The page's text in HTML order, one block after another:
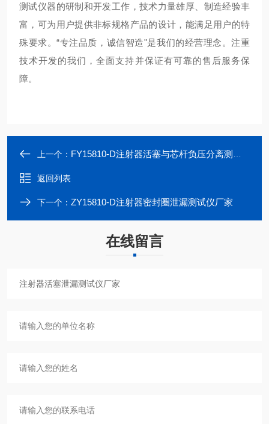
测试仪器的研制和开发工作，技术力量雄厚、制造经验丰
富，可为用户提供非标规格产品的设计，能满足用户的特
殊要求。“专注品质，诚信智造"是我们的经营理念。注重
技术开发的我们，全面支持并保证有可靠的售后服务保
障。
上一个： FY15810-D注射器活塞与芯杆负压分离测试仪
返回列表
下一个： ZY15810-D注射器密封圈泄漏测试仪厂家
在线留言